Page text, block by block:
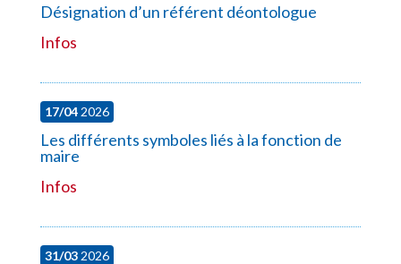
Désignation d’un référent déontologue
Infos
17/042026
Les différents symboles liés à la fonction de
maire
Infos
31/032026